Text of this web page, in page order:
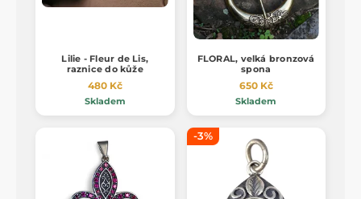
Lilie - Fleur de Lis,
raznice do kůže
480 Kč
Skladem
FLORAL, velká bronzová
spona
650 Kč
Skladem
-3%